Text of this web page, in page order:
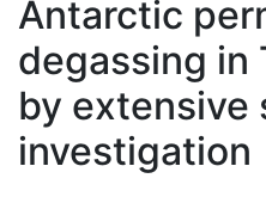
Antarctic
degassing in
by extensive
investigation